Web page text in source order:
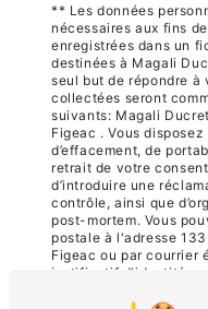
** Les données
nécessaires aux fins
enregistrées dans un
destinées à Magali
seul but de répondre à
collectées seront
suivants: Magali
Figeac . Vous
d’effacement, de
retrait de votre
d’introduire une
contrôle, ainsi que
post-mortem. Vous
postale à l'adresse
Figeac ou par courrier
justificatif d'identité
conservons vos